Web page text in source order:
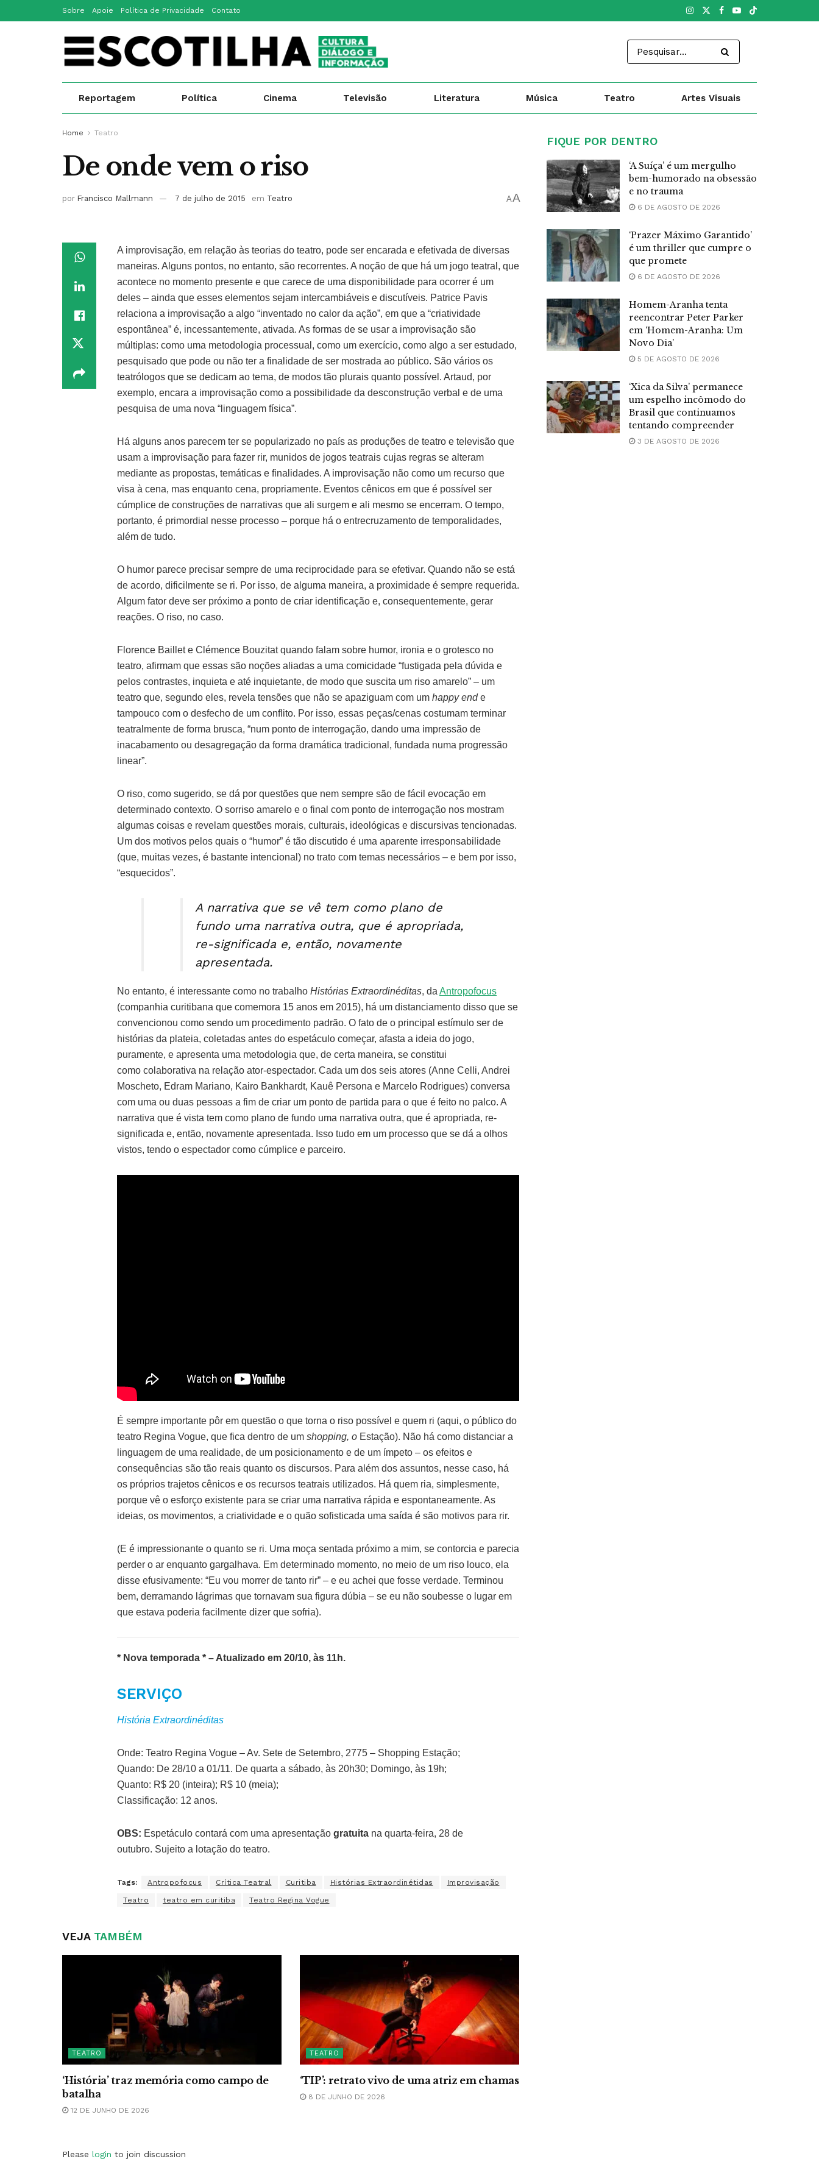
Sobre Apoie Política de Privacidade Contato
Reportagem Política Cinema Televisão Literatura Música Teatro Artes Visuais
Home Teatro
De onde vem o riso
por Francisco Mallmann 7 de julho de 2015 em Teatro AA
A improvisação, em relação às teorias do teatro, pode ser encarada e efetivada de diversas
maneiras. Alguns pontos, no entanto, são recorrentes. A noção de que há um jogo teatral, que
acontece no momento presente e que carece de uma disponibilidade para ocorrer é um
deles – ainda que esses elementos sejam intercambiáveis e discutíveis. Patrice Pavis
relaciona a improvisação a algo “inventado no calor da ação”, em que a “criatividade
espontânea” é, incessantemente, ativada. As formas de se usar a improvisação são
múltiplas: como uma metodologia processual, como um exercício, como algo a ser estudado,
pesquisado que pode ou não ter a finalidade de ser mostrada ao público. São vários os
teatrólogos que se dedicam ao tema, de modos tão plurais quanto possível. Artaud, por
exemplo, encara a improvisação como a possibilidade da desconstrução verbal e de uma
pesquisa de uma nova “linguagem física”.
Há alguns anos parecem ter se popularizado no país as produções de teatro e televisão que
usam a improvisação para fazer rir, munidos de jogos teatrais cujas regras se alteram
mediante as propostas, temáticas e finalidades. A improvisação não como um recurso que
visa à cena, mas enquanto cena, propriamente. Eventos cênicos em que é possível ser
cúmplice de construções de narrativas que ali surgem e ali mesmo se encerram. O tempo,
portanto, é primordial nesse processo – porque há o entrecruzamento de temporalidades,
além de tudo.
O humor parece precisar sempre de uma reciprocidade para se efetivar. Quando não se está
de acordo, dificilmente se ri. Por isso, de alguma maneira, a proximidade é sempre requerida.
Algum fator deve ser próximo a ponto de criar identificação e, consequentemente, gerar
reações. O riso, no caso.
Florence Baillet e Clémence Bouzitat quando falam sobre humor, ironia e o grotesco no
teatro, afirmam que essas são noções aliadas a uma comicidade “fustigada pela dúvida e
pelos contrastes, inquieta e até inquietante, de modo que suscita um riso amarelo” – um
teatro que, segundo eles, revela tensões que não se apaziguam com um happy ende
tampouco com o desfecho de um conflito. Por isso, essas peças/cenas costumam terminar
teatralmente de forma brusca, “num ponto de interrogação, dando uma impressão de
inacabamento ou desagregação da forma dramática tradicional, fundada numa progressão
linear”.
O riso, como sugerido, se dá por questões que nem sempre são de fácil evocação em
determinado contexto. O sorriso amarelo e o final com ponto de interrogação nos mostram
algumas coisas e revelam questões morais, culturais, ideológicas e discursivas tencionadas.
Um dos motivos pelos quais o “humor” é tão discutido é uma aparente irresponsabilidade
(que, muitas vezes, é bastante intencional) no trato com temas necessários – e bem por isso,
“esquecidos”.
A narrativa que se vê tem como plano de
fundo uma narrativa outra, que é apropriada,
re-significada e, então, novamente
apresentada.
No entanto, é interessante como no trabalho Histórias Extraordinéditas, da Antropofocus
(companhia curitibana que comemora 15 anos em 2015), há um distanciamento disso que se
convencionou como sendo um procedimento padrão. O fato de o principal estímulo ser de
histórias da plateia, coletadas antes do espetáculo começar, afasta a ideia do jogo,
puramente, e apresenta uma metodologia que, de certa maneira, se constitui
como colaborativa na relação ator-espectador. Cada um dos seis atores (Anne Celli, Andrei
Moscheto, Edram Mariano, Kairo Bankhardt, Kauê Persona e Marcelo Rodrigues) conversa
com uma ou duas pessoas a fim de criar um ponto de partida para o que é feito no palco. A
narrativa que é vista tem como plano de fundo uma narrativa outra, que é apropriada, re-
significada e, então, novamente apresentada. Isso tudo em um processo que se dá a olhos
vistos, tendo o espectador como cúmplice e parceiro.
É sempre importante pôr em questão o que torna o riso possível e quem ri (aqui, o público do
teatro Regina Vogue, que fica dentro de um shopping, o Estação). Não há como distanciar a
linguagem de uma realidade, de um posicionamento e de um ímpeto – os efeitos e
consequências são tão reais quanto os discursos. Para além dos assuntos, nesse caso, há
os próprios trajetos cênicos e os recursos teatrais utilizados. Há quem ria, simplesmente,
porque vê o esforço existente para se criar uma narrativa rápida e espontaneamente. As
ideias, os movimentos, a criatividade e o quão sofisticada uma saída é são motivos para rir.
(E é impressionante o quanto se ri. Uma moça sentada próximo a mim, se contorcia e parecia
perder o ar enquanto gargalhava. Em determinado momento, no meio de um riso louco, ela
disse efusivamente: “Eu vou morrer de tanto rir” – e eu achei que fosse verdade. Terminou
bem, derramando lágrimas que tornavam sua figura dúbia – se eu não soubesse o lugar em
que estava poderia facilmente dizer que sofria).
* Nova temporada * – Atualizado em 20/10, às 11h.
SERVIÇO
História Extraordinéditas
Onde: Teatro Regina Vogue – Av. Sete de Setembro, 2775 – Shopping Estação;
Quando: De 28/10 a 01/11. De quarta a sábado, às 20h30; Domingo, às 19h;
Quanto: R$ 20 (inteira); R$ 10 (meia);
Classificação: 12 anos.
OBS: Espetáculo contará com uma apresentação gratuita na quarta-feira, 28 de
outubro. Sujeito a lotação do teatro.
Tags: Antropofocus Crítica Teatral Curitiba Histórias Extraordinétidas Improvisação
Teatro teatro em curitiba Teatro Regina Vogue
VEJATAMBÉM
TEATRO
‘História’ traz memória como campo de
batalha
12 DE JUNHO DE 2026
TEATRO
‘TIP’: retrato vivo de uma atriz em chamas
8 DE JUNHO DE 2026
Please login to join discussion
FIQUE POR DENTRO
‘A Suíça’ é um mergulho
bem-humorado na obsessão
e no trauma
6 DE AGOSTO DE 2026
‘Prazer Máximo Garantido’
é um thriller que cumpre o
que promete
6 DE AGOSTO DE 2026
Homem-Aranha tenta
reencontrar Peter Parker
em ‘Homem-Aranha: Um
Novo Dia’
5 DE AGOSTO DE 2026
‘Xica da Silva’ permanece
um espelho incômodo do
Brasil que continuamos
tentando compreender
3 DE AGOSTO DE 2026